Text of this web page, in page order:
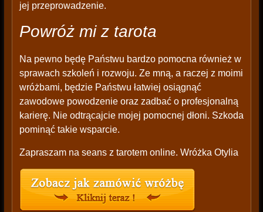
jej przeprowadzenie.
Powróż mi z tarota
Na pewno będę Państwu bardzo pomocna również w
sprawach szkoleń i rozwoju. Ze mną, a raczej z moimi
wróżbami, będzie Państwu łatwiej osiągnąć
zawodowe powodzenie oraz zadbać o profesjonalną
karierę. Nie odtrącajcie mojej pomocnej dłoni. Szkoda
pominąć takie wsparcie.
Zapraszam na seans z tarotem online. Wróżka Otylia